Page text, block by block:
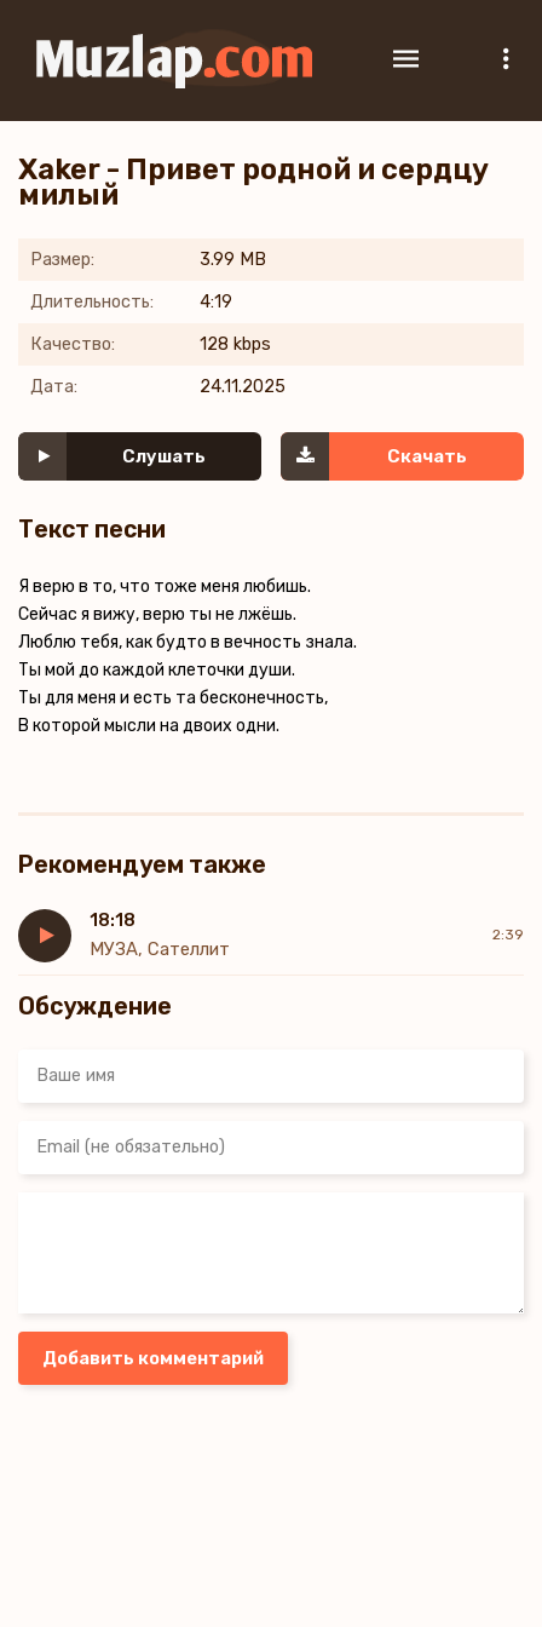
Xaker - Привет родной и сердцу
милый
Размер: 3.99 MB
Длительность: 4:19
Качество: 128 kbps
Дата: 24.11.2025
Слушать Скачать
Текст песни
Я верю в то, что тоже меня любишь.
Сейчас я вижу, верю ты не лжёшь.
Люблю тебя, как будто в вечность знала.
Ты мой до каждой клеточки души.
Ты для меня и есть та бесконечность,
В которой мысли на двоих одни.
Рекомендуем также
18:18
МУЗА, Сателлит
2:39
Обсуждение
Добавить комментарий